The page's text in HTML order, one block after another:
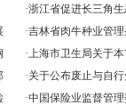
·浙江省促进长三角
·吉林省肉牛种业管
·上海市卫生局关于
·关于公布废止与自
·中国保险业监督管